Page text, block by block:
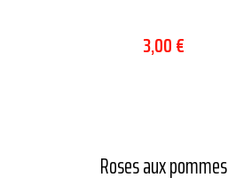
3,00 €
Roses aux pommes